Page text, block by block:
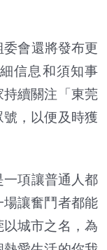
會還將發布更
信息和須知事
續關注「東莞
，以便及時獲
項讓普通人都
讓奮鬥者都能
城市之名，為